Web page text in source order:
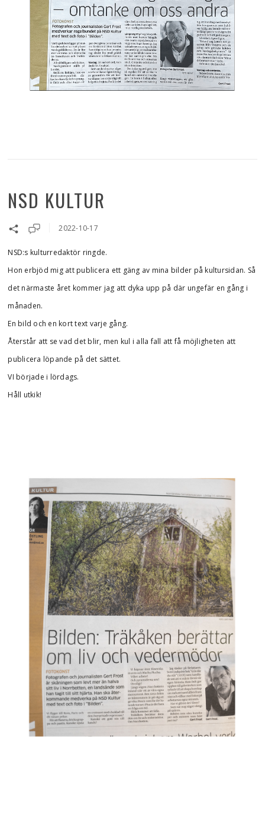
NSD KULTUR
2022-10-17
NSD:s kulturredaktör ringde.
Hon erbjöd mig att publicera ett gäng av mina bilder på kultursidan. Så
det närmaste året kommer jag att dyka upp på där ungefär en gång i
månaden.
En bild och en kort text varje gång.
Återstår att se vad det blir, men kul i alla fall att få möjligheten att
publicera löpande på det sättet.
VI började i lördags.
Håll utkik!